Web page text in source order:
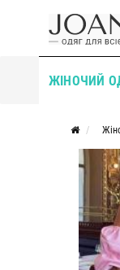
ЖІНОЧИЙ